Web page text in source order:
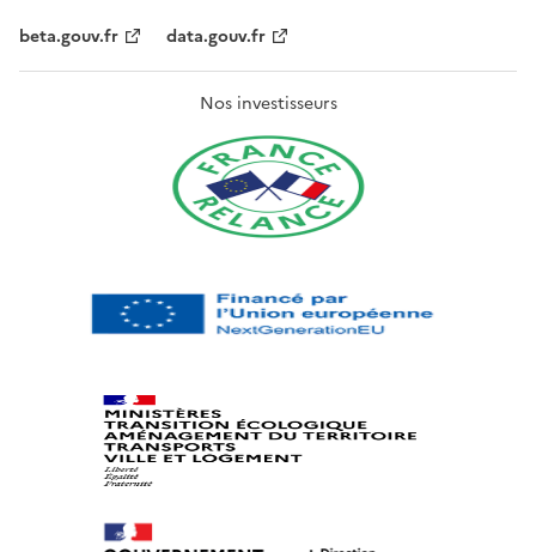
beta.gouv.fr
data.gouv.fr
Nos investisseurs